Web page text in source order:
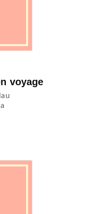
voyage